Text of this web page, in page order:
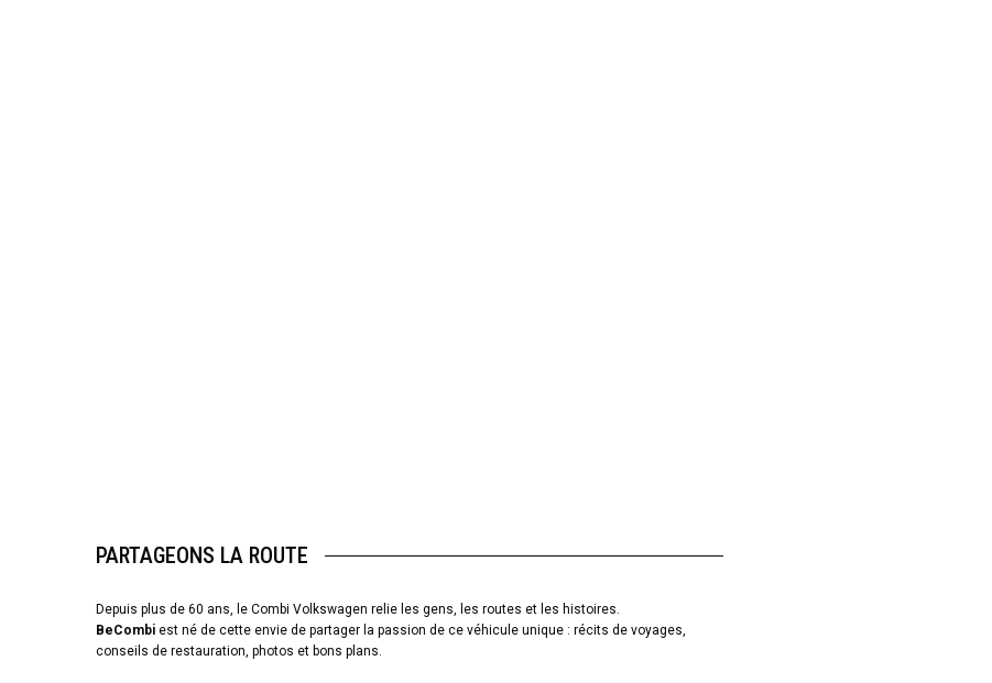
PARTAGEONS LA ROUTE
Depuis plus de 60 ans, le Combi Volkswagen relie les gens, les routes et les histoires.
BeCombi est né de cette envie de partager la passion de ce véhicule unique : récits de voyages,
conseils de restauration, photos et bons plans.